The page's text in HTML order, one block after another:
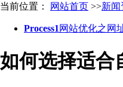
当前位置： 网站首页 >>新闻
Process1 网站优化之网
如何选择适合